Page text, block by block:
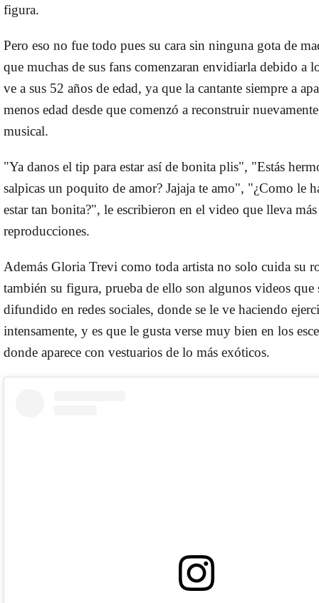
figura.
Pero eso no fue todo pues su cara sin ninguna gota de
que muchas de sus fans comenzaran envidiarla debido a
ve a sus 52 años de edad, ya que la cantante siempre a
menos edad desde que comenzó a reconstruir
musical.
"Ya danos el tip para estar así de bonita plis", "Estás
salpicas un poquito de amor? Jajaja te amo", "¿Como le
estar tan bonita?", le escribieron en el video que lleva
reproducciones.
Además Gloria Trevi como toda artista no solo cuida su
también su figura, prueba de ello son algunos videos que
difundido en redes sociales, donde se le ve haciendo
intensamente, y es que le gusta verse muy bien en los
donde aparece con vestuarios de lo más exóticos.